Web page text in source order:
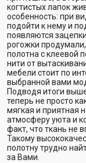
когтистых лапок
особенность: при
подойти к нему и
появляются
рогожки продумали,
полотна с клеевой
нити от
мебели стоит по
выбранной вами
Подводя итоги
теперь не просто
мягкая и приятная
атмосферу уюта и
факт, что ткань не
Такому
полотну трудно
за Вами.